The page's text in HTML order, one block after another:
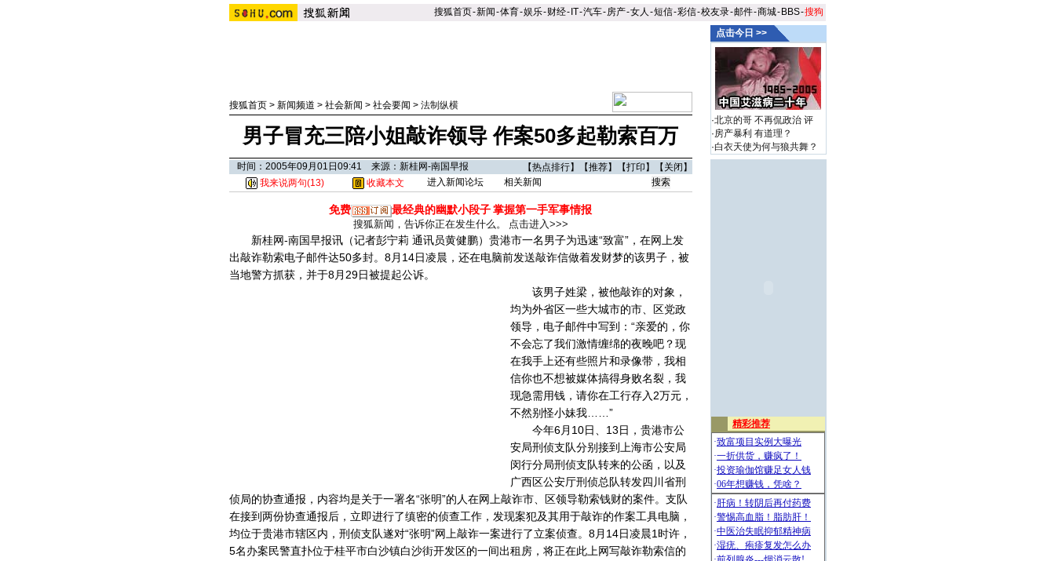
搜狐首页-新闻-体育-娱乐-财经- IT-汽车-房产-女人 -短信-彩信-校友录-邮件-商城- BBS-搜狗
搜狐首页> 新闻频道 > 社会新闻 > 社会要闻 > 法制纵横
男子冒充三陪小姐敲诈领导 作案50多起勒索百万
时间：2005年09月01日09:41 来源：新桂网-南国早报 【热点排行】【推荐】【打印 】【 关闭 】
我来说两句(13) 收藏本文 进入新闻论坛 相关新闻
免费 最经典的幽默小段子掌握第一手军事情报
搜狐新闻，告诉你正在发生什么。 点击进入>>>
新桂网-南国早报讯（记者彭宁莉 通讯员黄健鹏）贵港市一名男子为迅速“致富”，在网上发
出敲诈勒索电子邮件达50多封。8月14日凌晨，还在电脑前发送敲诈信做着发财梦的该男子，被
当地警方抓获，并于8月29日被提起公诉。
该男子姓梁，被他敲诈的对象，
均为外省区一些大城市的市、区党政
领导，电子邮件中写到：“亲爱的，你
不会忘了我们激情缠绵的夜晚吧？现
在我手上还有些照片和录像带，我相
信你也不想被媒体搞得身败名裂，我
现急需用钱，请你在工行存入2万元，
不然别怪小妹我……”
今年6月10日、13日，贵港市公
安局刑侦支队分别接到上海市公安局
闵行分局刑侦支队转来的公函，以及
广西区公安厅刑侦总队转发四川省刑
侦局的协查通报，内容均是关于一署名“张明”的人在网上敲诈市、区领导勒索钱财的案件。支队
在接到两份协查通报后，立即进行了缜密的侦查工作，发现案犯及其用于敲诈的作案工具电脑，
均位于贵港市辖区内，刑侦支队遂对“张明”网上敲诈一案进行了立案侦查。8月14日凌晨1时许，
5名办案民警直扑位于桂平市白沙镇白沙街开发区的一间出租房，将正在此上网写敲诈勒索信的
点击今日 >>
·北京的哥 不再侃政治 评
·房产暴利 有道理？
·白衣天使为何与狼共舞？